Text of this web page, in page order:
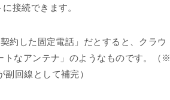
接続できます。
約した固定電話」だとすると、クラウ
トなアンテナ」のようなものです。（※
回線として補完）